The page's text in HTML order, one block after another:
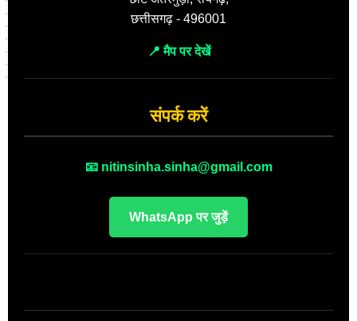
छत्तीसगढ़ - 496001
📍 मैप पर देखें
संपर्क करें
📧 nitinsinha.sinha@gmail.com
WhatsApp पर जुड़ें